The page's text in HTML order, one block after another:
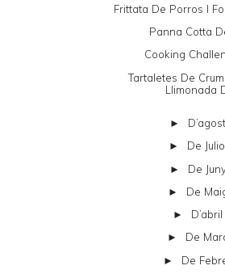
Frittata De Porros I
Panna Cotta
Cooking
Tartaletes De
Llimonada
► D’agost
► De
► De
► De
► D’abril
► De
► De